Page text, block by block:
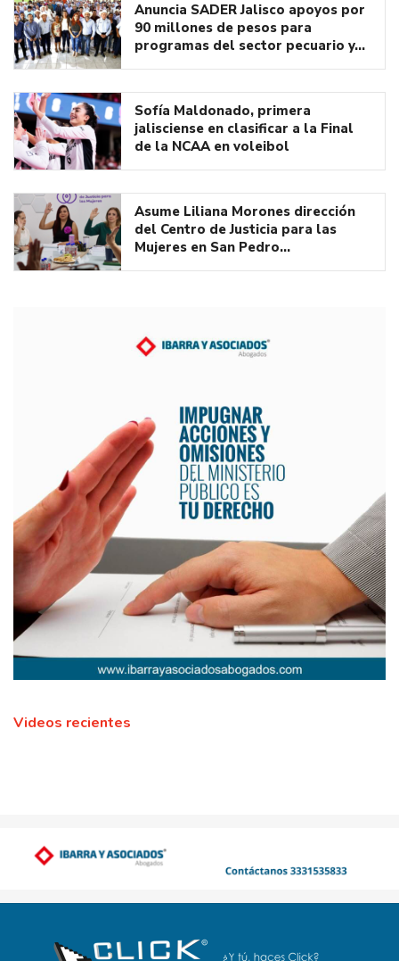
Anuncia SADER Jalisco apoyos por
90 millones de pesos para
programas del sector pecuario y…
Sofía Maldonado, primera
jalisciense en clasificar a la Final
de la NCAA en voleibol
Asume Liliana Morones dirección
del Centro de Justicia para las
Mujeres en San Pedro…
Videos recientes